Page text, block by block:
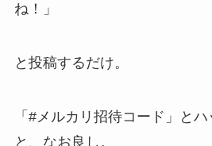
ね！」
と投稿するだけ。
「#メルカリ招待コード」と
と、なお良し。